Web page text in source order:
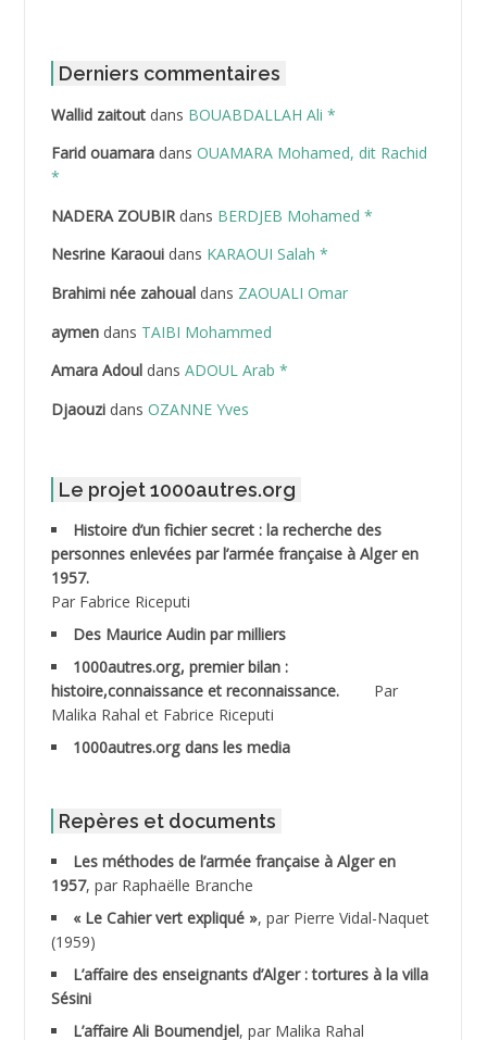
ABDAT Amar
ABDEDDAIM Hamid
ABDELAZIZ Mohamed
ABDELHAFID Lakhdar
ABDELLI Mohamed
ABDELLI Mohamed *
ABDELMOUMENE Ahmed
ABDESMED Mohamed ben Kaddour
ABDESSELAMI Kouider
ABDESSLEM Ahmed dit le Coiffeur
ABDOUDOU
ABID Mohamed
ABNOUN Salah *
ACHACHE M.*
ACHLAF Ali
Derniers commentaires
Wallid zaitoutdans BOUABDALLAH Ali *
Farid ouamaradans OUAMARA Mohamed, dit Rachid
*
NADERA ZOUBIRdans BERDJEB Mohamed *
Nesrine Karaouidans KARAOUI Salah *
Brahimi née zahoualdans ZAOUALI Omar
aymendans TAIBI Mohammed
Amara Adouldans ADOUL Arab *
Djaouzidans OZANNE Yves
Le projet 1000autres.org
Histoire d’un fichier secret : la recherche des
personnes enlevées par l’armée française à Alger en
1957.
Par Fabrice Riceputi
Des Maurice Audin par milliers
1000autres.org, premier bilan :
histoire,connaissance et reconnaissance.
Par
Malika Rahal et Fabrice Riceputi
1000autres.org dans les media
Repères et documents
Les méthodes de l’armée française à Alger en
1957, par Raphaëlle Branche
« Le Cahier vert expliqué », par Pierre Vidal-Naquet
(1959)
L’affaire des enseignants d’Alger : tortures à la villa
Sésini
L’affaire Ali Boumendjel, par Malika Rahal